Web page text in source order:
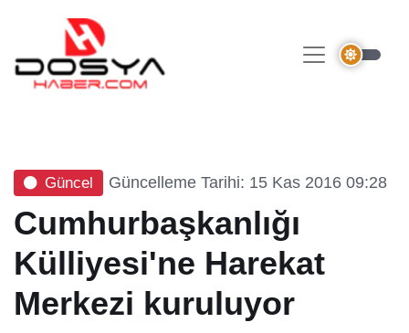
Güncel Güncelleme Tarihi: 15 Kas 2016 09:28
Cumhurbaşkanlığı
Külliyesi'ne Harekat
Merkezi kuruluyor